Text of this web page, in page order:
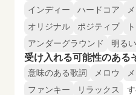
インディー
ハードコア
オリジナル
ポジティブ
アンダーグラウンド
明るい
受け入れる可能性のある
意味のある歌詞 メロウ
ファンキー
リラックス